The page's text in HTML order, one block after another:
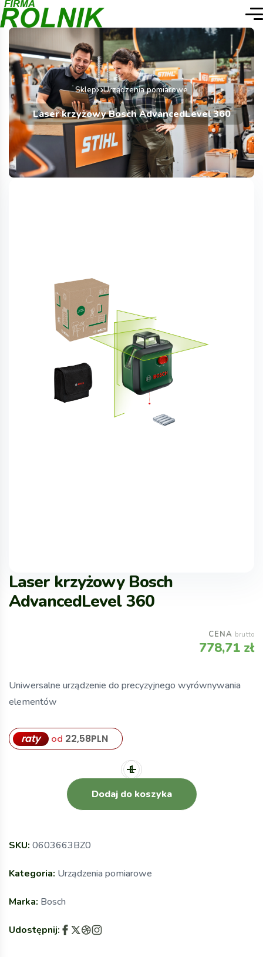
Sklep Urządzenia pomiarowe
Laser krzyżowy Bosch AdvancedLevel 360
Laser krzyżowy Bosch
AdvancedLevel 360
CENA brutto
778,71 zł
Uniwersalne urządzenie do precyzyjnego wyrównywania
elementów
raty od 22,58PLN
Dodaj do koszyka
SKU: 0603663BZ0
Kategoria: Urządzenia pomiarowe
Marka: Bosch
Udostępnij: